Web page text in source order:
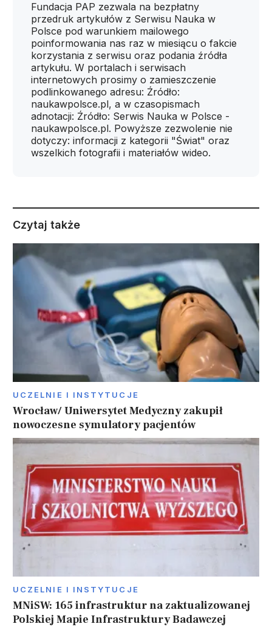
Fundacja PAP zezwala na bezpłatny
przedruk artykułów z Serwisu Nauka w
Polsce pod warunkiem mailowego
poinformowania nas raz w miesiącu o fakcie
korzystania z serwisu oraz podania źródła
artykułu. W portalach i serwisach
internetowych prosimy o zamieszczenie
podlinkowanego adresu: Źródło:
naukawpolsce.pl, a w czasopismach
adnotacji: Źródło: Serwis Nauka w Polsce -
naukawpolsce.pl. Powyższe zezwolenie nie
dotyczy: informacji z kategorii "Świat" oraz
wszelkich fotografii i materiałów wideo.
Czytaj także
UCZELNIE I INSTYTUCJE
Wrocław/ Uniwersytet Medyczny zakupił
nowoczesne symulatory pacjentów
UCZELNIE I INSTYTUCJE
MNiSW: 165 infrastruktur na zaktualizowanej
Polskiej Mapie Infrastruktury Badawczej